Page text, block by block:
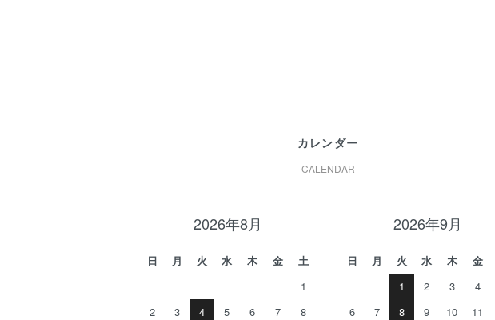
カレンダー
CALENDAR
2026年8月
日 月 火 水 木 金
土
1
2
3 4 5 6 7
8
2026年9月
日 月 火 水 木 金
1
2 3 4
6
7 8 9 10 11